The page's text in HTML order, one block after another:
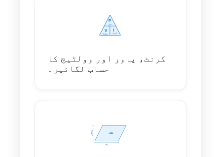
کرنٹ، پاور اور وولٹیج کا
حساب لگائیں۔